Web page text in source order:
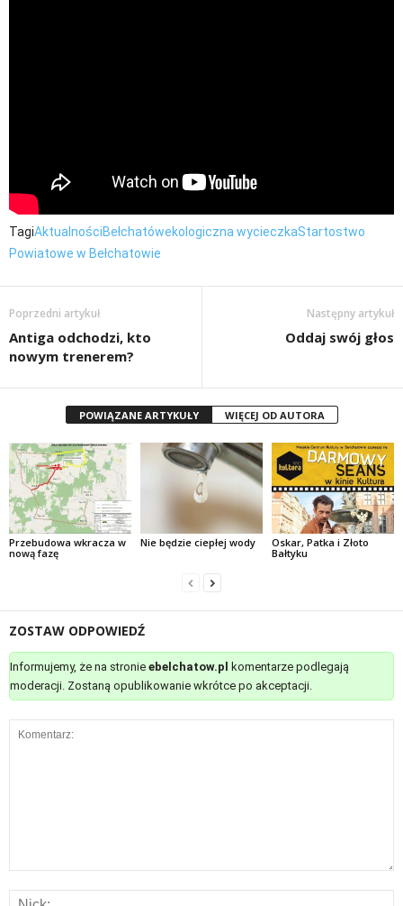
TagiAktualnościBełchatówekologiczna wycieczkaStartostwo
Powiatowe w Bełchatowie
Poprzedni artykuł
Antiga odchodzi, kto
nowym trenerem?
Następny artykuł
Oddaj swój głos
POWIĄZANE ARTYKUŁY WIĘCEJ OD AUTORA
Przebudowa wkracza w
nową fazę
Nie będzie ciepłej wody
Oskar, Patka i Złoto
Bałtyku
ZOSTAW ODPOWIEDŹ
Informujemy, że na stronie ebelchatow.pl
komentarze podlegają
moderacji. Zostaną opublikowanie wkrótce po akceptacji.